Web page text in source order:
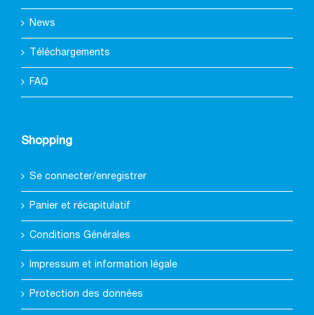
News
Téléchargements
FAQ
Shopping
Se connecter/enregistrer
Panier et récapitulatif
Conditions Générales
Impressum et information légale
Protection des données